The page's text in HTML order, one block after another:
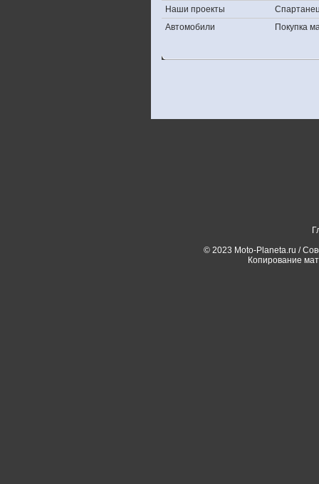
Наши проекты
Автомобили
Покупка
© 2023 Moto-Planeta.ru /
Копирование